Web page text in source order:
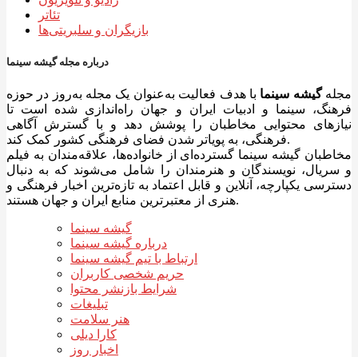
تئاتر
بازیگران و سلبریتی‌ها
درباره مجله گیشه سینما
مجلهگیشه سینما با هدف فعالیت به‌عنوان یک مجله به‌روز در حوزه
فرهنگ، سینما و ادبیات ایران و جهان راه‌اندازی شده است تا
نیازهای محتوایی مخاطبان را پوشش دهد و با گسترش آگاهی
فرهنگی، به پویاتر شدن فضای فرهنگی کشور کمک کند.
مخاطبان گیشه سینما گسترده‌ای از خانواده‌ها، علاقه‌مندان به فیلم
و سریال، نویسندگان و هنرمندان را شامل می‌شوند که به دنبال
دسترسی یکپارچه، آنلاین و قابل اعتماد به تازه‌ترین اخبار فرهنگی و
هنری از معتبرترین منابع ایران و جهان هستند.
گیشه سینما
درباره گیشه سینما
ارتباط با تیم گیشه سینما
حریم شخصی کاربران
شرایط بازنشر محتوا
تبلیغات
هنر سلامت
کارا دیلی
اخبار روز